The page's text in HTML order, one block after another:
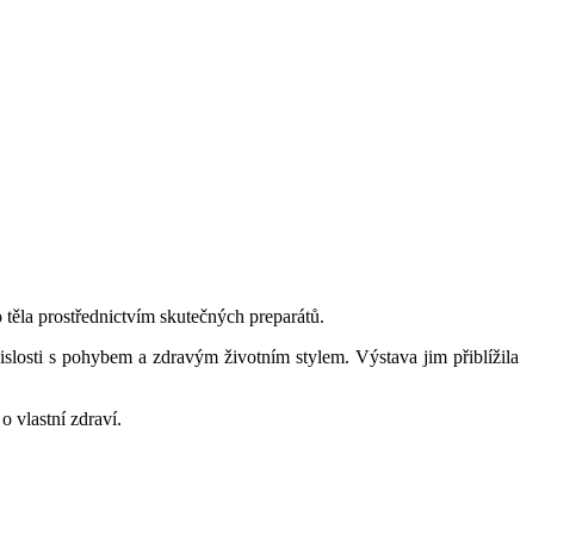
prostřednictvím skutečných preparátů.
s pohybem a zdravým životním stylem. Výstava jim přiblížila
vlastní zdraví.